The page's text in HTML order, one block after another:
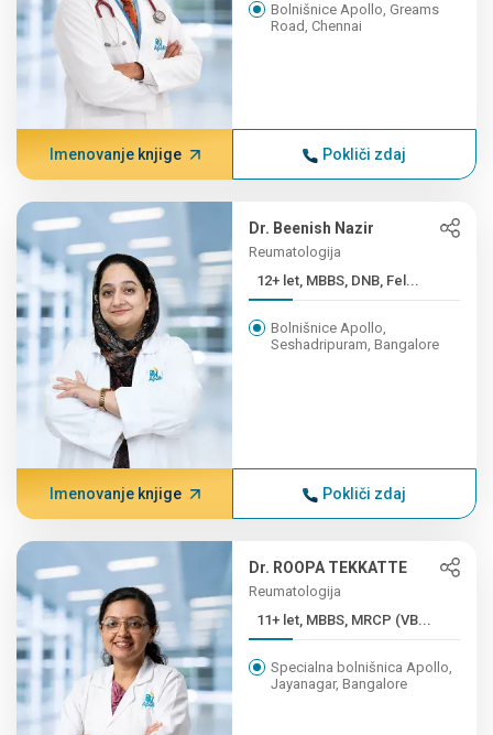
Bolnišnice Apollo, Greams
Road, Chennai
Imenovanje knjige Pokliči zdaj
Dr. Beenish Nazir
Reumatologija
12+ let, MBBS, DNB, Fel...
Bolnišnice Apollo,
Seshadripuram, Bangalore
Imenovanje knjige Pokliči zdaj
Dr. ROOPA TEKKATTE
Reumatologija
11+ let, MBBS, MRCP (VB...
Specialna bolnišnica Apollo,
Jayanagar, Bangalore